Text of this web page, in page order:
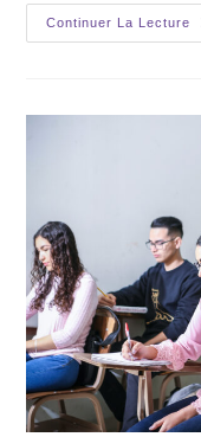
Continuer La Lecture